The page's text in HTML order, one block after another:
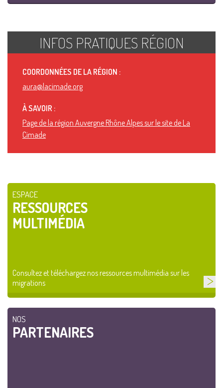
INFOS PRATIQUES RÉGION
COORDONNÉES DE LA RÉGION :
aura@lacimade.org
À SAVOIR :
Page de la région Auvergne Rhône Alpes sur le site de La
Cimade
ESPACE
RESSOURCES
MULTIMÉDIA
Consultez et téléchargez nos ressources multimédia sur les
migrations
NOS
PARTENAIRES